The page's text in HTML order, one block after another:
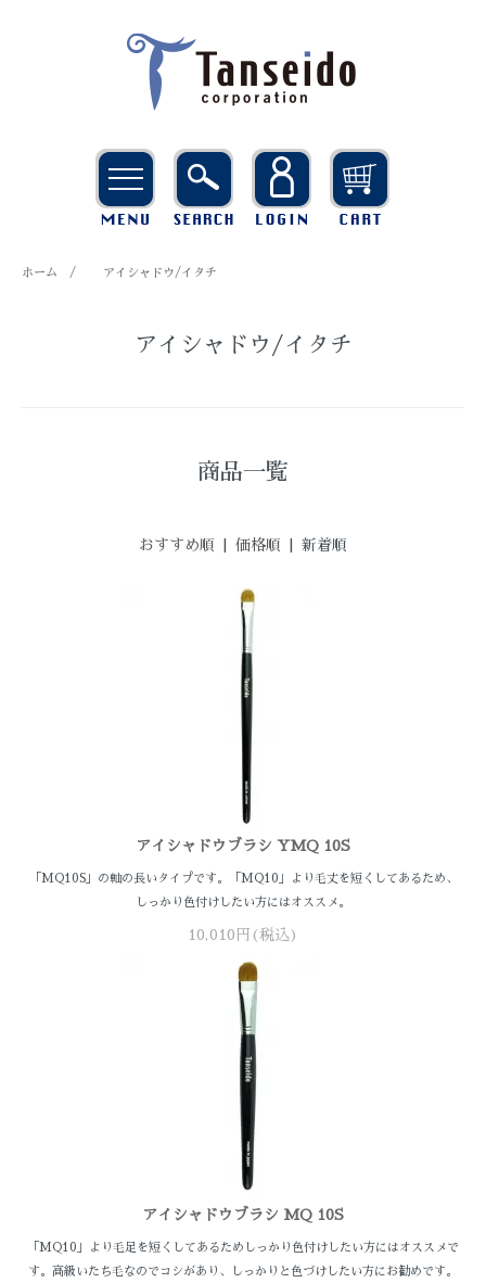
ホーム / アイシャドウ/イタチ
アイシャドウ/イタチ
商品一覧
おすすめ順 価格順 | 新着順
アイシャドウブラシ YMQ 10S
「MQ10S」の軸の長いタイプです。「MQ10」より毛丈を短くしてあるため、
しっかり色付けしたい方にはオススメ。
10,010円(税込)
アイシャドウブラシ MQ 10S
「MQ10」より毛足を短くしてあるためしっかり色付けしたい方にはオススメで
す。高級いたち毛なのでコシがあり、しっかりと色づけしたい方にお勧めです。